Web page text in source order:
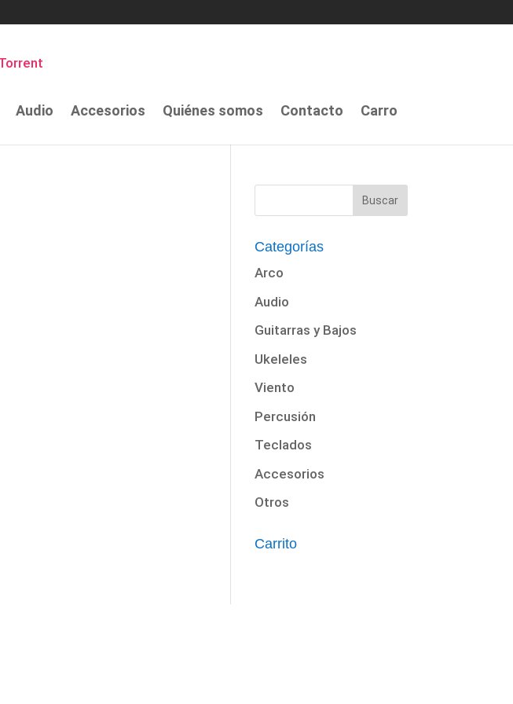
Audio Accesorios Quiénes somos Contacto Carro
Categorías
Arco
Audio
Guitarras y Bajos
Ukeleles
Viento
Percusión
Teclados
Accesorios
Otros
Carrito